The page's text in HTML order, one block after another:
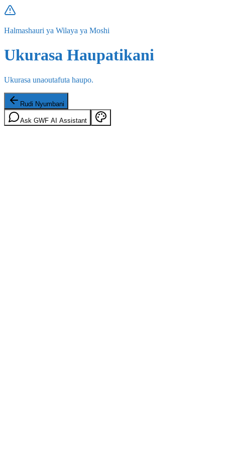
Halmashauri ya Wilaya ya Moshi
Ukurasa Haupatikani
Ukurasa unaoutafuta haupo.
Rudi Nyumbani
Ask GWF AI Assistant